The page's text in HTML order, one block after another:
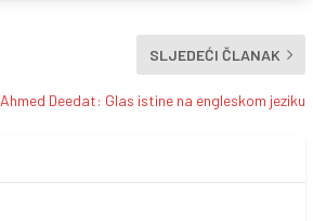
SLJEDEĆI ČLANAK
Ahmed Deedat: Glas istine na engleskom jeziku